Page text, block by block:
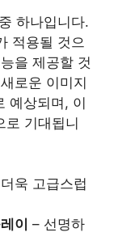
하나입니다.
적용될 것으
을 제공할 것
로운 이미지
예상되며, 이
로 기대됩니
욱 고급스럽
이
– 선명하